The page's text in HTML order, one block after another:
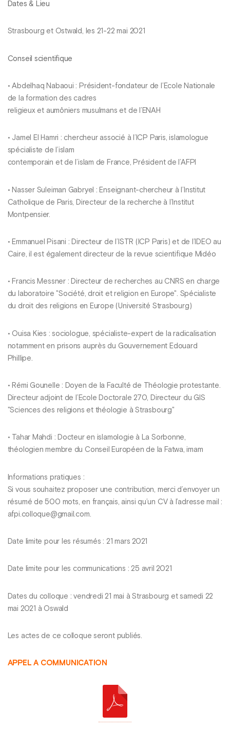
Dates & Lieu
Strasbourg et Ostwald, les 21-22 mai 2021
Conseil scientifique
• Abdelhaq Nabaoui : Président-fondateur de l’Ecole Nationale
de la formation des cadres
religieux et aumôniers musulmans et de l’ENAH
• Jamel El Hamri : chercheur associé à l’ICP Paris, islamologue
spécialiste de l’islam
contemporain et de l’islam de France, Président de l’AFPI
• Nasser Suleiman Gabryel : Enseignant-chercheur à l’Institut
Catholique de Paris, Directeur de la recherche à l’Institut
Montpensier.
• Emmanuel Pisani : Directeur de l’ISTR (ICP Paris) et de l’IDEO au
Caire, il est également directeur de la revue scientifique Midéo
• Francis Messner : Directeur de recherches au CNRS en charge
du laboratoire "Société, droit et religion en Europe". Spécialiste
du droit des religions en Europe (Université Strasbourg)
• Ouisa Kies : sociologue, spécialiste-expert de la radicalisation
notamment en prisons auprès du Gouvernement Edouard
Phillipe.
• Rémi Gounelle : Doyen de la Faculté de Théologie protestante.
Directeur adjoint de l’Ecole Doctorale 270, Directeur du GIS
"Sciences des religions et théologie à Strasbourg"
• Tahar Mahdi : Docteur en islamologie à La Sorbonne,
théologien membre du Conseil Européen de la Fatwa, imam
Informations pratiques :
Si vous souhaitez proposer une contribution, merci d’envoyer un
résumé de 500 mots, en français, ainsi qu’un CV à l’adresse mail :
afpi.colloque@gmail.com.
Date limite pour les résumés : 21 mars 2021
Date limite pour les communications : 25 avril 2021
Dates du colloque : vendredi 21 mai à Strasbourg et samedi 22
mai 2021 à Oswald
Les actes de ce colloque seront publiés.
APPEL A COMMUNICATION